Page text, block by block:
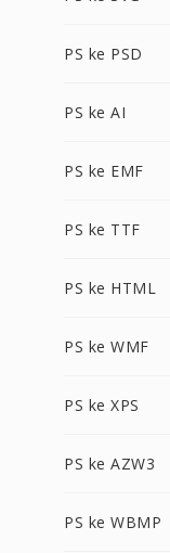
PS ke PSD
PS ke AI
PS ke EMF
PS ke TTF
PS ke HTML
PS ke WMF
PS ke XPS
PS ke AZW3
PS ke WBMP